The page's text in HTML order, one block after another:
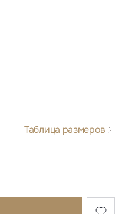
Таблица размеров